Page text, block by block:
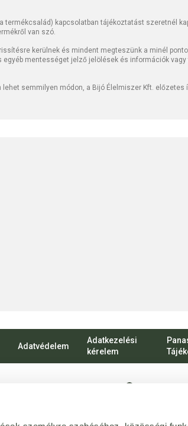
termékcsalád) kapcsolatban tájékoztatást szeretnél
van szó.
kerülnek és mindent megteszünk a minél
mentességet jelző jelölések és információk
semmilyen módon, a Bijó Élelmiszer Kft.
Adatvédelem
Adatkezelési
kérelem